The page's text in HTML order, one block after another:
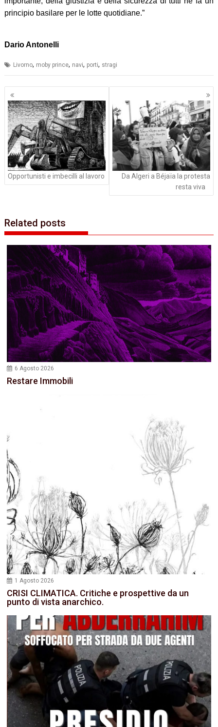
principio basilare per le lotte quotidiane.”
Dario Antonelli
Livorno, moby prince, navi, porti, stragi
Navigazione
articoli
Opportunisti e imbecilli al lavoro
Da Algeri a Béjaïa la protesta
resta viva
Related posts
6 Agosto 2026
Restare Immobili
1 Agosto 2026
CRISI CLIMATICA. Critiche e prospettive da un
punto di vista anarchico.